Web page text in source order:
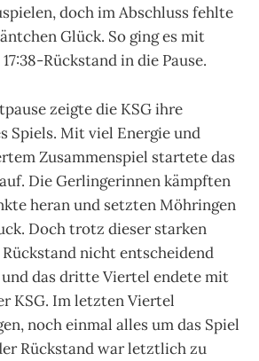
doch im Abschluss fehlte
Glück. So ging es mit
Rückstand in die Pause.
zeigte die KSG ihre
Spiels. Mit viel Energie und
Zusammenspiel startete das
Die Gerlingerinnen kämpften
heran und setzten Möhringen
Doch trotz dieser starken
Rückstand nicht entscheidend
das dritte Viertel endete mit
KSG. Im letzten Viertel
noch einmal alles um das Spiel
Rückstand war letztlich zu